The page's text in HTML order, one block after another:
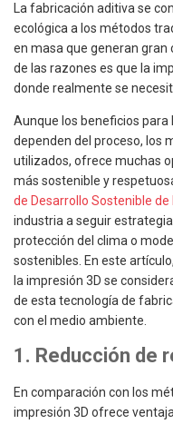
La fabricación aditiva se
ecológica a los métodos
en masa que generan gran
de las razones es que la
donde realmente se
Aunque los beneficios para
dependen del proceso, los
utilizados, ofrece muchas
más sostenible y
de Desarrollo Sostenible de
industria a seguir
protección del clima o
sostenibles. En este
la impresión 3D se
de esta tecnología de
con el medio ambiente.
1. Reducción de
En comparación con los
impresión 3D ofrece